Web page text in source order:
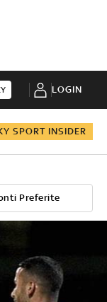
LOGIN
SPORT INSIDER
Preferite